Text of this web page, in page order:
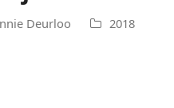
Deurloo 2018